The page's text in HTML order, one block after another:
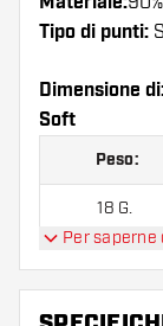
Tipo di punti:
Dimensione
Soft
Peso:
18 G.
Bull's Smoke
Per saperne